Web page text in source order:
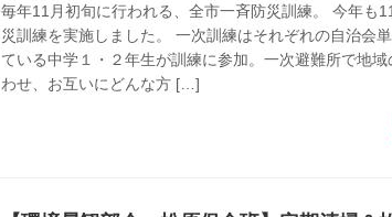
毎年11月初旬に行われる、全市一斉防災訓練。 今年も
災訓練を実施しました。 一次訓練はそれぞれの自治会
ている中学１・２年生が訓練に参加。一次避難所で地
わせ、お互いにどんな方 […]